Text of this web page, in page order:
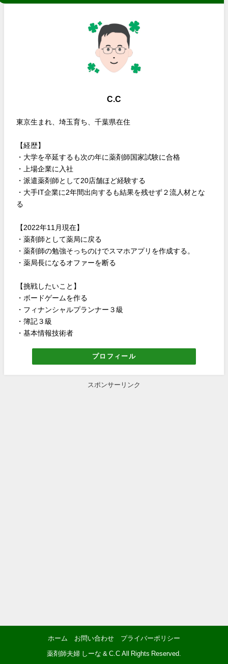
C.C
東京生まれ、埼玉育ち、千葉県在住
【経歴】
・大学を卒延するも次の年に薬剤師国家試験に合格
・上場企業に入社
・派遣薬剤師として20店舗ほど経験する
・大手IT企業に2年間出向するも結果を残せず２流人材とな
る
【2022年11月現在】
・薬剤師として薬局に戻る
・薬剤師の勉強そっちのけでスマホアプリを作成する。
・薬局長になるオファーを断る
【挑戦したいこと】
・ボードゲームを作る
・フィナンシャルプランナー３級
・簿記３級
・基本情報技術者
プロフィール
スポンサーリンク
ホーム お問い合わせ プライバーポリシー
薬剤師夫婦 しーな & C.C All Rights Reserved.